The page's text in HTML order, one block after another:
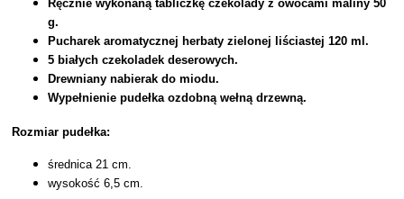
Ręcznie wykonaną tabliczkę czekolady z owocami maliny 50
g.
Pucharek aromatycznej herbaty zielonej liściastej 120 ml.
5 białych czekoladek deserowych.
Drewniany nabierak do miodu.
Wypełnienie pudełka ozdobną wełną drzewną.
Rozmiar pudełka:
średnica 21 cm.
wysokość 6,5 cm.